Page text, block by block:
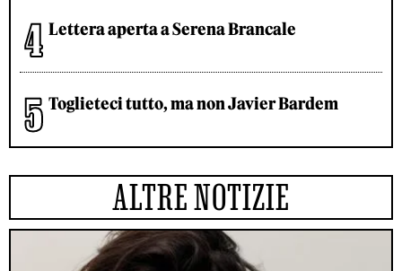
Lettera aperta a Serena Brancale
Toglieteci tutto, ma non Javier Bardem
ALTRE NOTIZIE